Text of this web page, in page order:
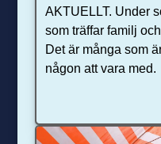
AKTUELLT. Under
som träffar familj
Det är många som
någon att vara med.